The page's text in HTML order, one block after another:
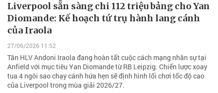
Liverpool sẵn sàng chi 112 triệu bảng cho Yan
Diomande: Kế hoạch tứ trụ hành lang cánh
của Iraola
27/06/2026 11:52
Tân HLV Andoni Iraola đang hoàn tất cuộc cách mạng nhân sự tại
Anfield với mục tiêu Yan Diomande từ RB Leipzig. Chiến lược xoay
tua 4 ngôi sao chạy cánh hứa hẹn sẽ định hình lối chơi tốc độ cao
của Liverpool trong mùa giải 2026/27.